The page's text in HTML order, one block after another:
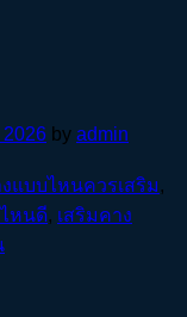
by admin
แบบไหนควรเสริม,
หนดี, เสริมคาง